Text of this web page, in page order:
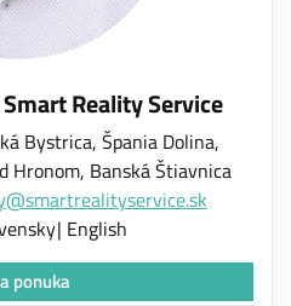
Reality Service
Bystrica, Špania Dolina,
Hronom, Banská Štiavnica
English
ponuka